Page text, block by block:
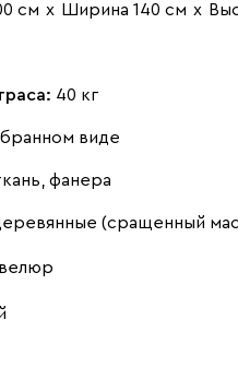
см х Ширина 140 см х
40 кг
виде
фанера
(сращенный
велюр